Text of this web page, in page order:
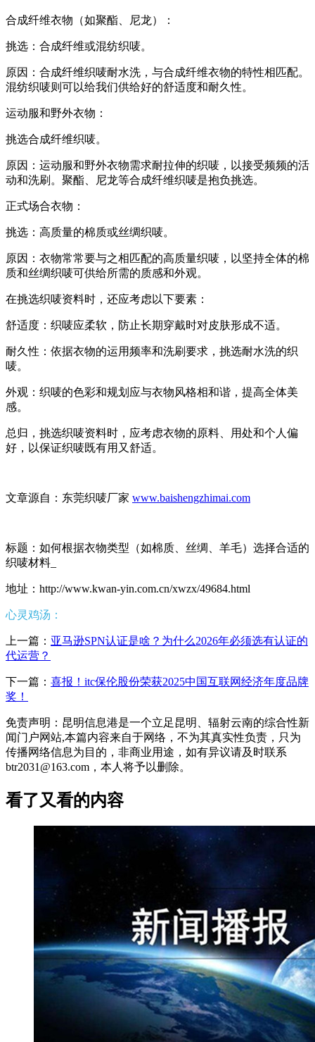
合成纤维衣物（如聚酯、尼龙）：
挑选：合成纤维或混纺织唛。
原因：合成纤维织唛耐水洗，与合成纤维衣物的特性相匹配。
混纺织唛则可以给我们供给好的舒适度和耐久性。
运动服和野外衣物：
挑选合成纤维织唛。
原因：运动服和野外衣物需求耐拉伸的织唛，以接受频频的活
动和洗刷。聚酯、尼龙等合成纤维织唛是抱负挑选。
正式场合衣物：
挑选：高质量的棉质或丝绸织唛。
原因：衣物常常要与之相匹配的高质量织唛，以坚持全体的棉
质和丝绸织唛可供给所需的质感和外观。
在挑选织唛资料时，还应考虑以下要素：
舒适度：织唛应柔软，防止长期穿戴时对皮肤形成不适。
耐久性：依据衣物的运用频率和洗刷要求，挑选耐水洗的织
唛。
外观：织唛的色彩和规划应与衣物风格相和谐，提高全体美
感。
总归，挑选织唛资料时，应考虑衣物的原料、用处和个人偏
好，以保证织唛既有用又舒适。
文章源自：东莞织唛厂家 www.baishengzhimai.com
标题：如何根据衣物类型（如棉质、丝绸、羊毛）选择合适的
织唛材料_
地址：http://www.kwan-yin.com.cn/xwzx/49684.html
心灵鸡汤：
上一篇： 亚马逊SPN认证是啥？为什么2026年必须选有认证的
代运营？
下一篇： 喜报！itc保伦股份荣获2025中国互联网经济年度品牌
奖！
免责声明：昆明信息港是一个立足昆明、辐射云南的综合性新
闻门户网站,本篇内容来自于网络，不为其真实性负责，只为
传播网络信息为目的，非商业用途，如有异议请及时联系
btr2031@163.com，本人将予以删除。
看了又看的内容